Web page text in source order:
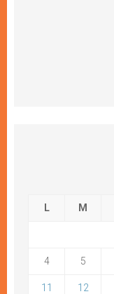
L M
4 5
11 12